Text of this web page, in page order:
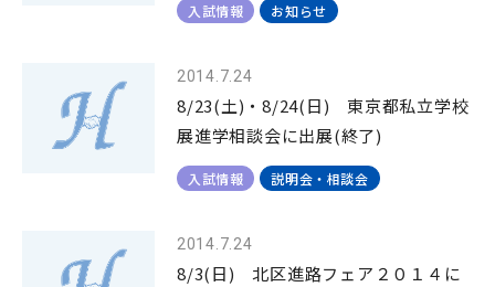
このサイトについて
入試情報 お知らせ
2014.7.24
8/23(土)・8/24(日) 東京都私立学校
展進学相談会に出展(終了)
入試情報 説明会・相談会
2014.7.24
8/3(日) 北区進路フェア２０１４に